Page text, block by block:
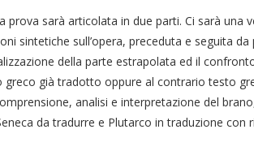
prova sarà articolata in due parti. Ci sarà una
sintetiche sull’opera, preceduta e seguita
della parte estrapolata ed il
già tradotto oppure al contrario testo
analisi e interpretazione del
da tradurre e Plutarco in traduzione con